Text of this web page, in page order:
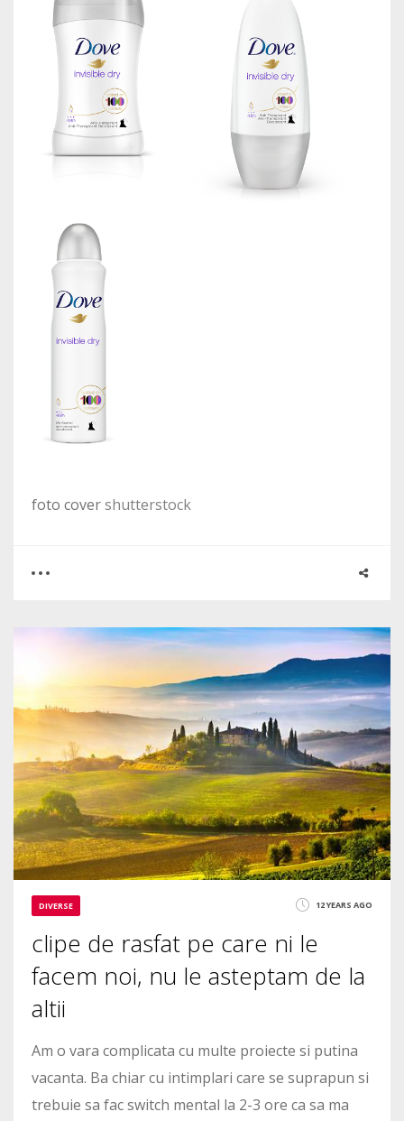
foto covershutterstock
2955
DIVERSE 12 YEARS AGO
clipe de rasfat pe care ni le
facem noi, nu le asteptam de la
altii
Am o vara complicata cu multe proiecte si putina
vacanta. Ba chiar cu intimplari care se suprapun si
trebuie sa fac switch mental la 2-3 ore ca sa ma